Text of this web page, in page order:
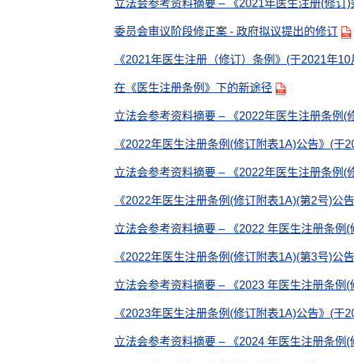
立法会参考资料摘要 – 《2021年医生注册(修订)
委员会审议阶段修正案 - 政府拟议提出的修订
《2021年医生注册（修订）条例》(于2021年
在《医生注册条例》下的新途径
立法会参考资料摘要 – 《2022年医生注册条例(
《2022年医生注册条例(修订附表1A)公告》(于
立法会参考资料摘要 – 《2022年医生注册条例(
《2022年医生注册条例(修订附表1A)(第2号)公
立法会参考资料摘要 – 《2022 年医生注册条例
《2022年医生注册条例(修订附表1A)(第3号)公
立法会参考资料摘要 – 《2023 年医生注册条例(
《2023年医生注册条例(修订附表1A)公告》(于
立法会参考资料摘要 – 《2024 年医生注册条例(